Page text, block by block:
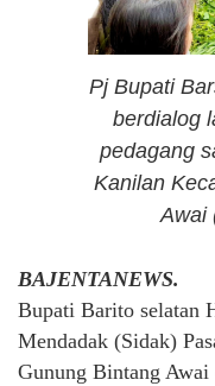
Pj Bupati
berdialog
pedagang
Kanilan
Awai
Bupati Barito selatan
Mendadak (Sidak)
Gunung Bintang